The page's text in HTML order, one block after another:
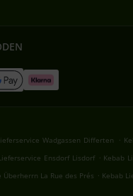
Wadgassen Differten .
Ensdorf Lisdorf . Kebab
La Rue des Prés . Kebab